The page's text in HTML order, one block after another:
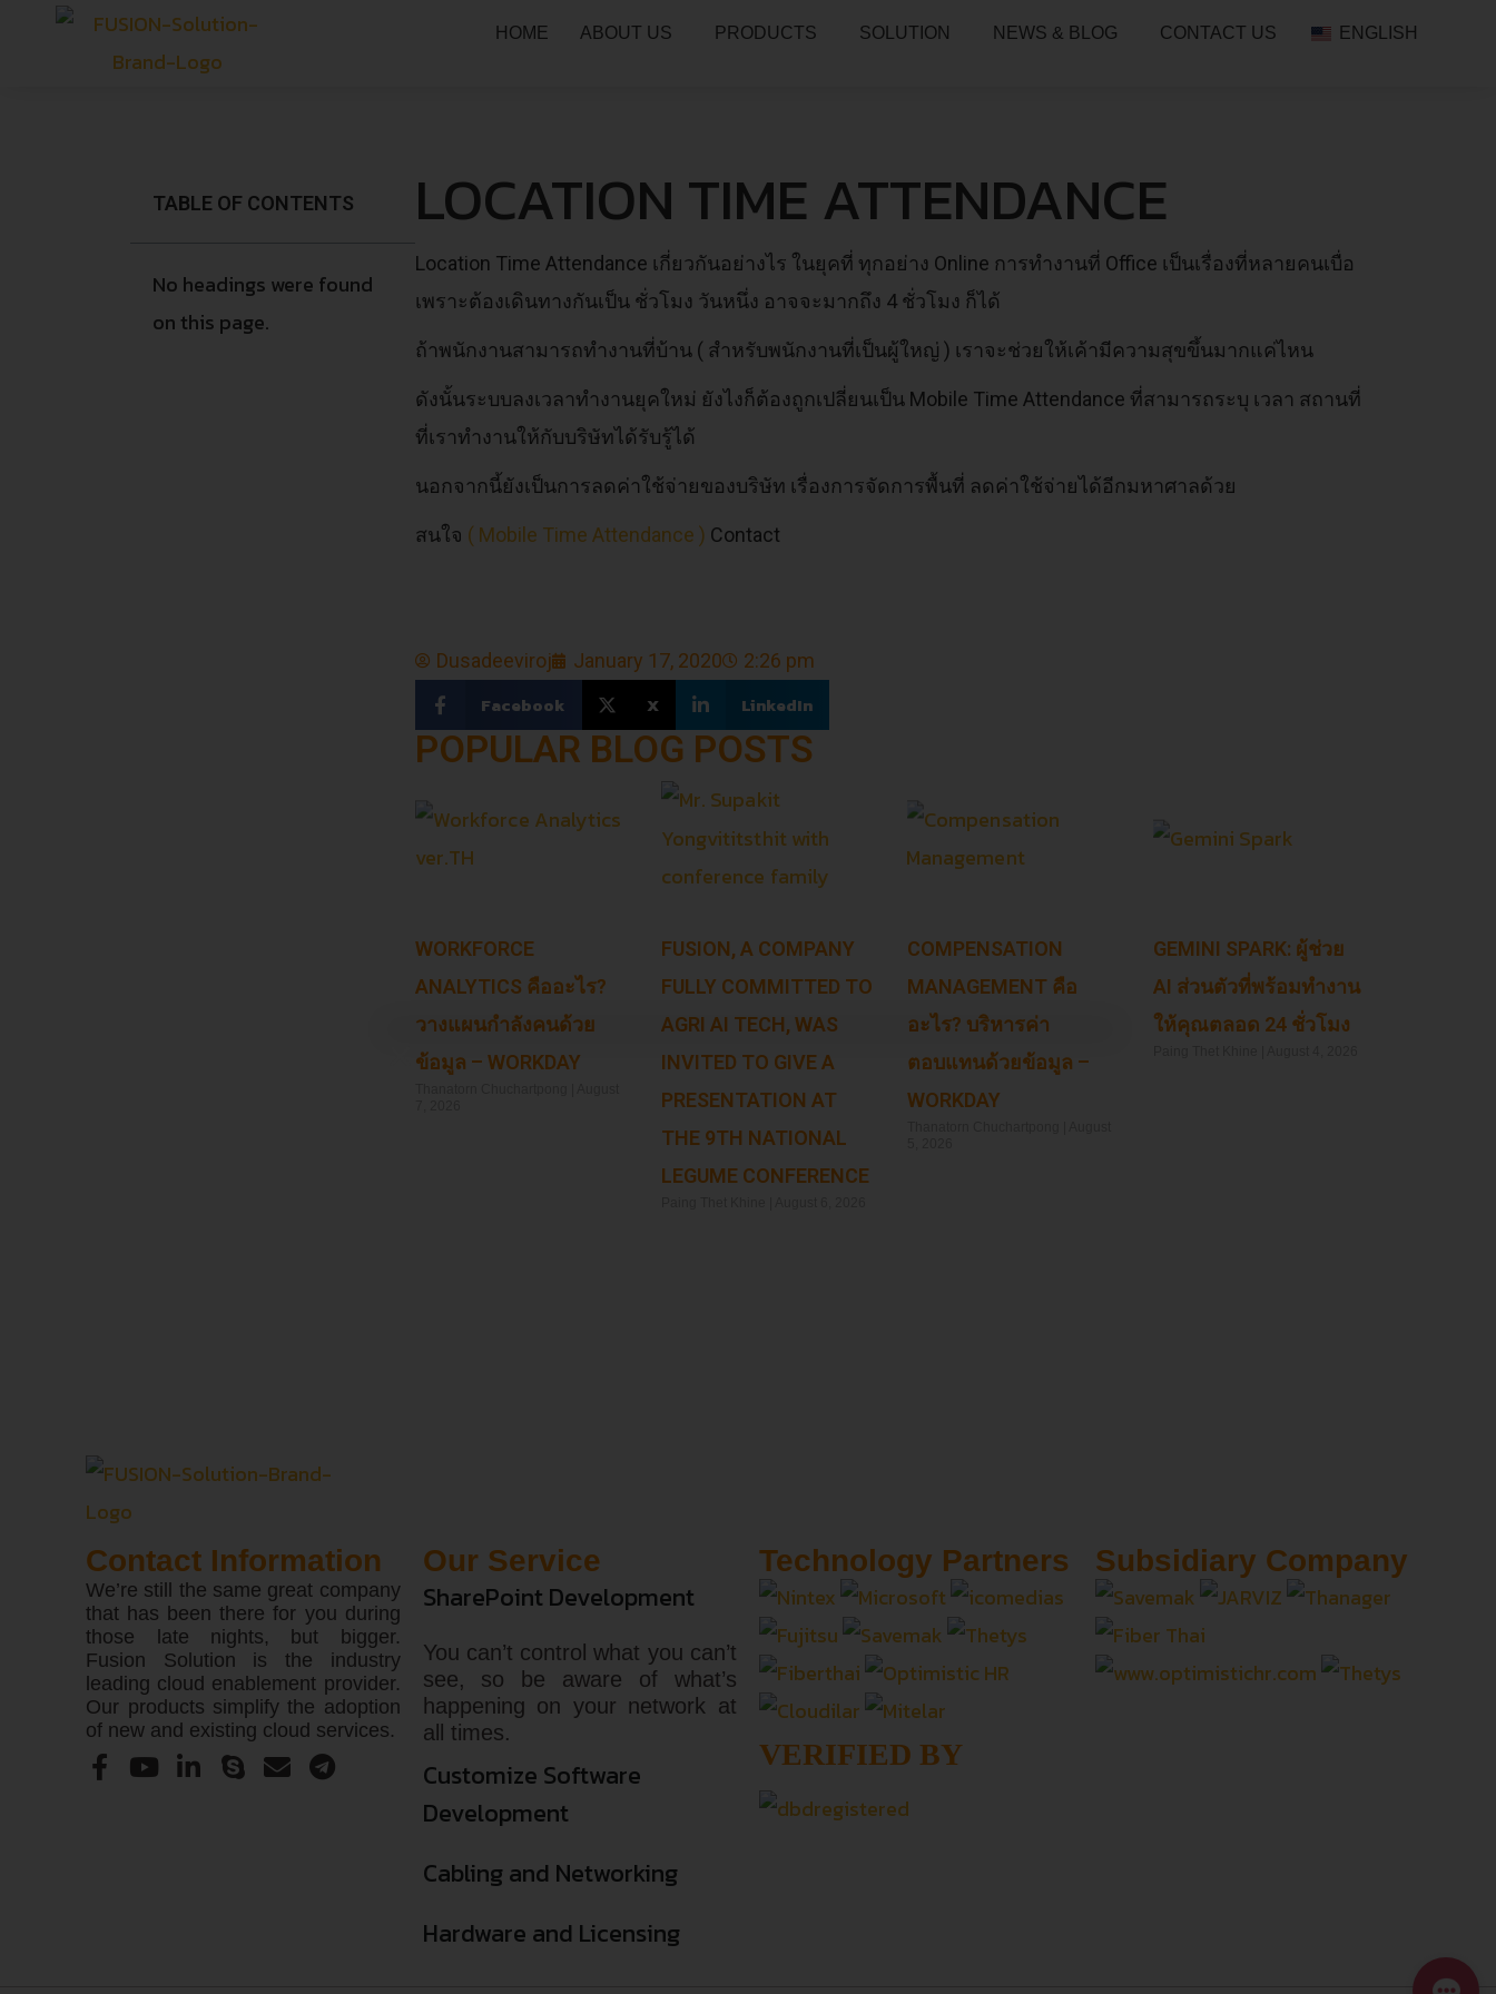
HOME ABOUT US PRODUCTS SOLUTION NEWS & BLOG CONTACT US ENGLISH
TABLE OF CONTENTS
No headings were found
on this page.
LOCATION TIME ATTENDANCE
Location Time Attendance เกี่ยวกันอย่างไร ในยุคที่ ทุกอย่าง Online การทำงานที่ Office เป็นเรื่องที่หลายคนเบื่อ
เพราะต้องเดินทางกันเป็น ชั่วโมง วันหนึ่ง อาจจะมากถึง 4 ชั่วโมง ก็ได้
ถ้าพนักงานสามารถทำงานที่บ้าน ( สำหรับพนักงานที่เป็นผู้ใหญ่ ) เราจะช่วยให้เค้ามีความสุขขึ้นมากแค่ไหน
ดังนั้นระบบลงเวลาทำงานยุคใหม่ ยังไงก็ต้องถูกเปลี่ยนเป็น Mobile Time Attendance ที่สามารถระบุ เวลา สถานที่
ที่เราทำงานให้กับบริษัทได้รับรู้ได้
นอกจากนี้ยังเป็นการลดค่าใช้จ่ายของบริษัท เรื่องการจัดการพื้นที่ ลดค่าใช้จ่ายได้อีกมหาศาลด้วย
สนใจ ( Mobile Time Attendance ) Contact
Dusadeeviroj January 17, 2020 2:26 pm
Facebook X LinkedIn
POPULAR BLOG POSTS
WORKFORCE
ANALYTICS คืออะไร?
วางแผนกำลังคนด้วย
ข้อมูล – WORKDAY
FUSION, A COMPANY
FULLY COMMITTED TO
AGRI AI TECH, WAS
INVITED TO GIVE A
PRESENTATION AT
THE 9TH NATIONAL
LEGUME CONFERENCE
COMPENSATION
MANAGEMENT คือ
อะไร? บริหารค่า
ตอบแทนด้วยข้อมูล –
WORKDAY
GEMINI SPARK: ผู้ช่วย
AI ส่วนตัวที่พร้อมทำงาน
ให้คุณตลอด 24 ชั่วโมง
Contact Information
We’re still the same great company
that has been there for you during
those late nights, but bigger.
Fusion Solution is the industry
leading cloud enablement provider.
Our products simplify the adoption
of new and existing cloud services.
Our Service
SharePoint Development
You can’t control what you can’t
see, so be aware of what’s
happening on your network at
all times.
Customize Software
Development
Cabling and Networking
Hardware and Licensing
Technology Partners
VERIFIED BY
Subsidiary Company